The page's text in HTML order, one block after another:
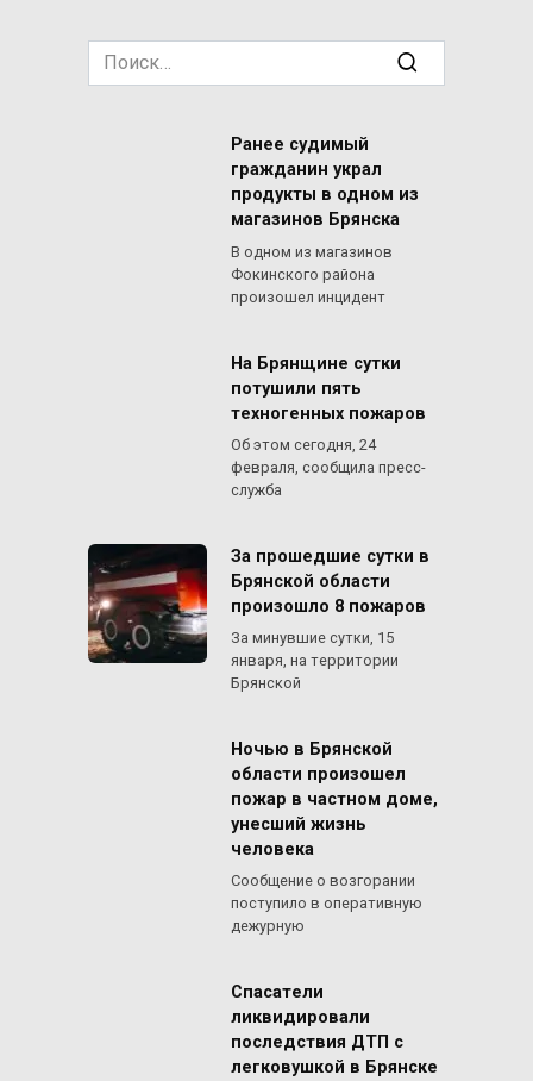
Search
for:
Ранее судимый
гражданин украл
продукты в одном из
магазинов Брянска
В одном из магазинов
Фокинского района
произошел инцидент
На Брянщине сутки
потушили пять
техногенных пожаров
Об этом сегодня, 24
февраля, сообщила пресс-
служба
За прошедшие сутки в
Брянской области
произошло 8 пожаров
За минувшие сутки, 15
января, на территории
Брянской
Ночью в Брянской
области произошел
пожар в частном доме,
унесший жизнь
человека
Сообщение о возгорании
поступило в оперативную
дежурную
Спасатели
ликвидировали
последствия ДТП с
легковушкой в Брянске